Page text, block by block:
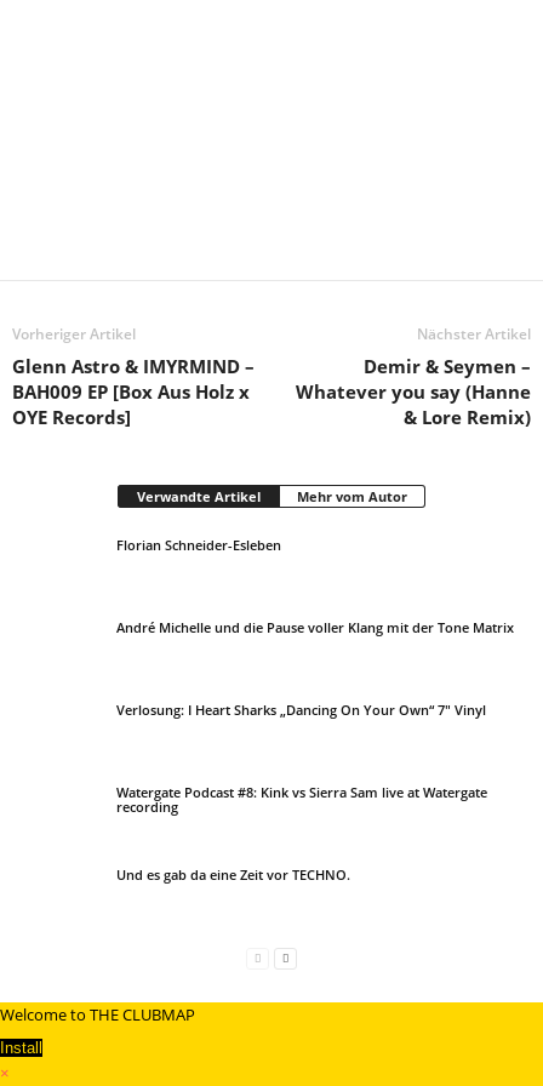
Vorheriger Artikel
Glenn Astro & IMYRMIND –
BAH009 EP [Box Aus Holz x
OYE Records]
Nächster Artikel
Demir & Seymen –
Whatever you say (Hanne
& Lore Remix)
Verwandte Artikel Mehr vom Autor
Florian Schneider-Esleben
André Michelle und die Pause voller Klang mit der Tone Matrix
Verlosung: I Heart Sharks „Dancing On Your Own“ 7″ Vinyl
Watergate Podcast #8: Kink vs Sierra Sam live at Watergate
recording
Und es gab da eine Zeit vor TECHNO.
Welcome to THE CLUBMAP
Install
×